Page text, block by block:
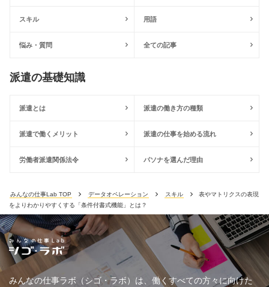
スキル 用語
悩み・質問 全ての記事
派遣の基礎知識
派遣とは 派遣の働き方の種類
派遣で働くメリット 派遣の仕事を始める流れ
労働者派遣関係法令 パソナを選んだ理由
みんなの仕事Lab TOP データオペレーション スキル
表やマトリクスの表現
をよりわかりやすくする「条件付書式機能」とは？
みんなの仕事ラボ（シゴ・ラボ）は、働くすべての方々に向けた